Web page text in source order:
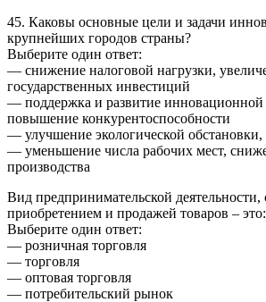
45. Каковы основные цели и задачи
крупнейших городов страны?
Выберите один ответ:
— снижение налоговой нагрузки,
государственных инвестиций
— поддержка и развитие инновационной
повышение конкурентоспособности
— улучшение экологической обстановки,
— уменьшение числа рабочих мест,
производства
Вид предпринимательской деятельности,
приобретением и продажей товаров – это:
Выберите один ответ:
— розничная торговля
— торговля
— оптовая торговля
— потребительский рынок